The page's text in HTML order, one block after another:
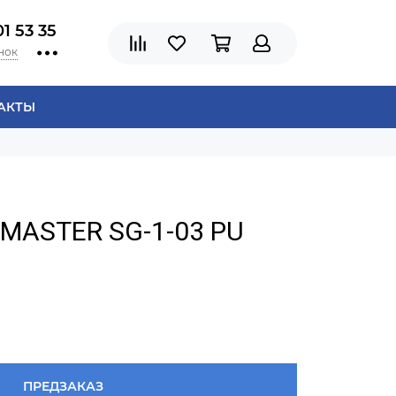
53 35
SG-1-03 PU
ПРЕДЗАКАЗ